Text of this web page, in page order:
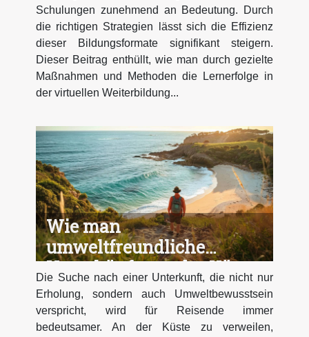
Schulungen zunehmend an Bedeutung. Durch
die richtigen Strategien lässt sich die Effizienz
dieser Bildungsformate signifikant steigern.
Dieser Beitrag enthüllt, wie man durch gezielte
Maßnahmen und Methoden die Lernerfolge in
der virtuellen Weiterbildung...
Wie man
umweltfreundliche
Unterkünfte an der Küste
auswählt
Die Suche nach einer Unterkunft, die nicht nur
Erholung, sondern auch Umweltbewusstsein
verspricht, wird für Reisende immer
bedeutsamer. An der Küste zu verweilen,